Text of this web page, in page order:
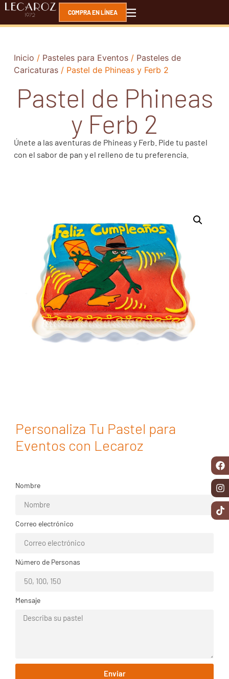
COMPRA EN LÍNEA
Inicio / Pasteles para Eventos/ Pasteles de
Caricaturas/ Pastel de Phineas y Ferb 2
Pastel de Phineas
y Ferb 2
Únete a las aventuras de Phineas y Ferb. Pide tu pastel
con el sabor de pan y el relleno de tu preferencia.
Personaliza Tu Pastel para
Eventos con Lecaroz
Nombre
Correo electrónico
Número de Personas
Mensaje
Enviar